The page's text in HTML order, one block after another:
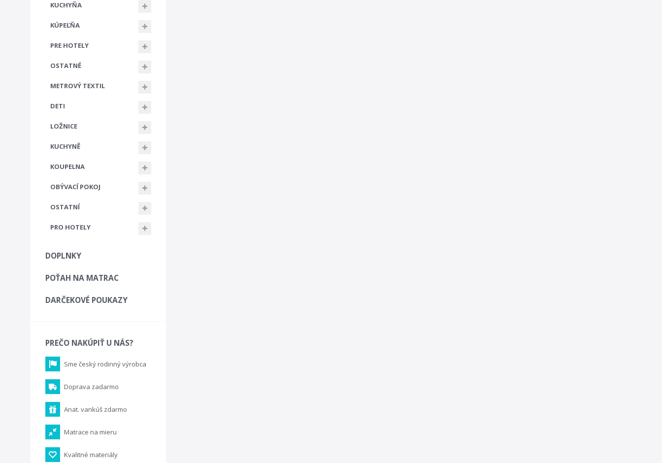
KUCHYŇA
KÚPEĽŇA
PRE HOTELY
OSTATNÉ
METROVÝ TEXTIL
DETI
LOŽNICE
KUCHYNĚ
KOUPELNA
OBÝVACÍ POKOJ
OSTATNÍ
PRO HOTELY
DOPLNKY
POŤAH NA MATRAC
DARČEKOVÉ POUKAZY
PREČO NAKÚPIŤ U NÁS?
Sme český rodinný výrobca
Doprava zadarmo
Anat. vankúš zdarmo
Matrace na mieru
Kvalitné materiály